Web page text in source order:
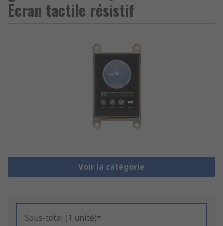
Ecran tactile résistif
Voir la catégorie
Sous-total (1 unité)*